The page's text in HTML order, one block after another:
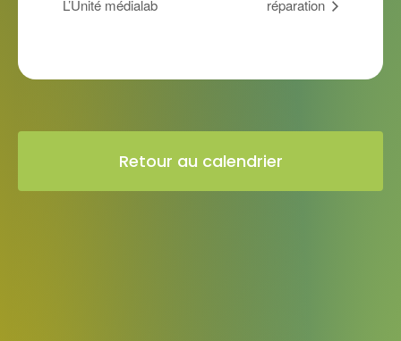
L’Unité médialab
réparation
Retour au calendrier